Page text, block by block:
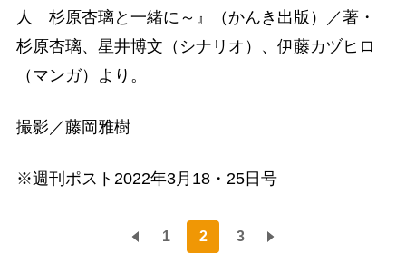
人 杉原杏璃と一緒に～』（かんき出版）／著・
杉原杏璃、星井博文（シナリオ）、伊藤カヅヒロ
（マンガ）より。
撮影／藤岡雅樹
※週刊ポスト2022年3月18・25日号
1 2 3